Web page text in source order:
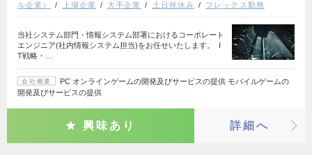
ル企業）
上場企業 大手企業 土日祝休み フレックス勤務
当社システム部門・情報システム部署におけるコーポレート
エンジニア(社内情報システム担当)をお任せいたします。 I
T戦略・…
会社概要
PC オンラインゲームの開発及びサービスの提供 モバイルゲームの
開発及びサービスの提供
興味あり 詳細へ